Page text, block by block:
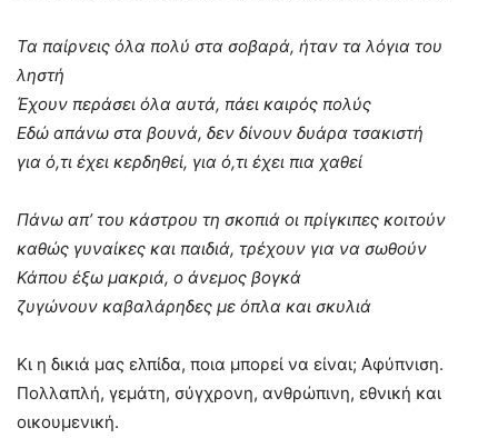
Τα παίρνεις όλα πολύ στα σοβαρά, ήταν τα λόγια του
ληστή
Έχουν περάσει όλα αυτά, πάει καιρός πολύς
Εδώ απάνω στα βουνά, δεν δίνουν δυάρα τσακιστή
για ό,τι έχει κερδηθεί, για ό,τι έχει πια χαθεί
Πάνω απ’ του κάστρου τη σκοπιά οι πρίγκιπες κοιτούν
καθώς γυναίκες και παιδιά, τρέχουν για να σωθούν
Κάπου έξω μακριά, ο άνεμος βογκά
ζυγώνουν καβαλάρηδες με όπλα και σκυλιά
Κι η δικιά μας ελπίδα, ποια μπορεί να είναι; Αφύπνιση.
Πολλαπλή, γεμάτη, σύγχρονη, ανθρώπινη, εθνική και
οικουμενική.